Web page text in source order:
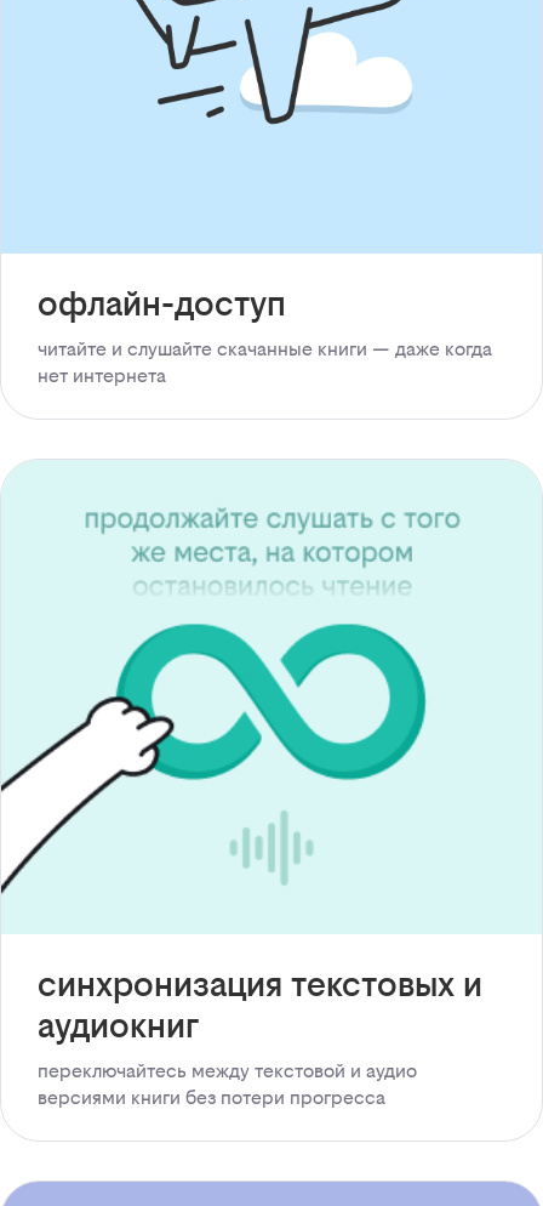
офлайн-доступ
читайте и слушайте скачанные книги — даже когда
нет интернета
синхронизация текстовых и
аудиокниг
переключайтесь между текстовой и аудио
версиями книги без потери прогресса